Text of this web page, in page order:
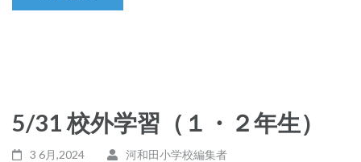
5/31 校外学習（１・２年生）
3 6月,2024 河和田小学校編集者